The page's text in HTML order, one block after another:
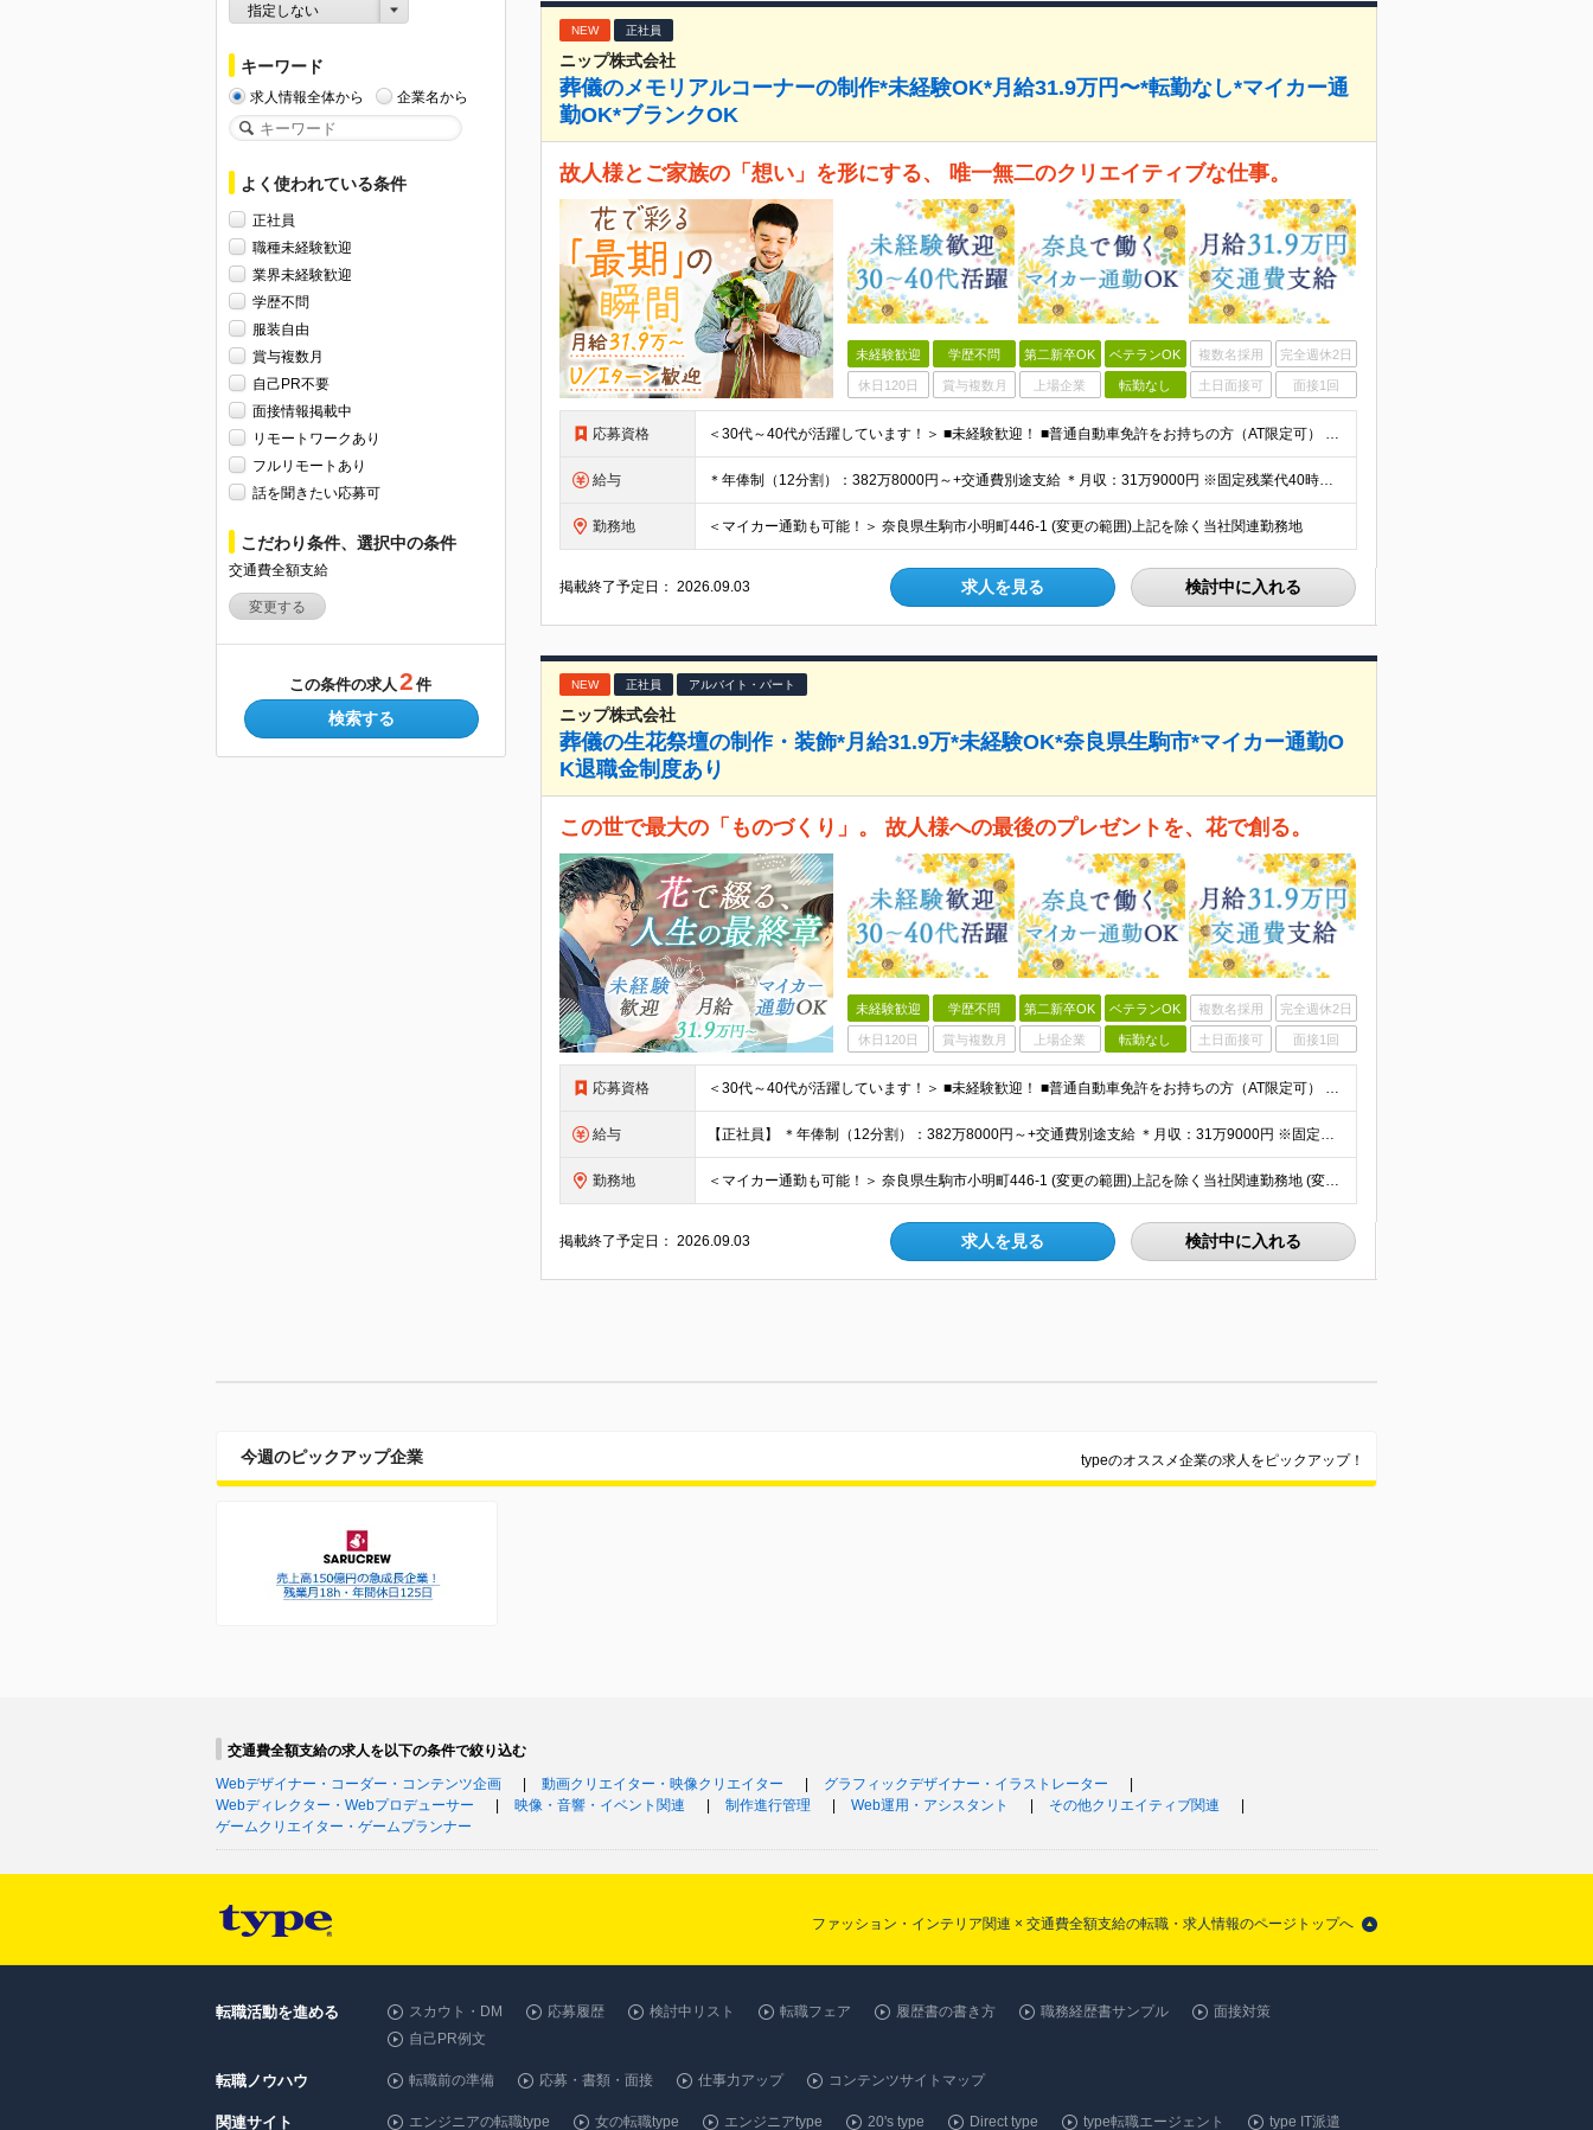
指定しない
キーワード
求人情報全体から 企業名から
よく使われている条件
正社員
職種未経験歓迎
業界未経験歓迎
学歴不問
服装自由
賞与複数月
自己PR不要
面接情報掲載中
リモートワークあり
フルリモートあり
話を聞きたい応募可
こだわり条件、選択中の条件
交通費全額支給
変更する
この条件の求人 2 件
検索する
NEW 正社員
ニップ株式会社
葬儀のメモリアルコーナーの制作*未経験OK*月給31.9万円〜*転勤なし*マイカー通
勤OK*ブランクOK
故人様とご家族の「想い」を形にする、 唯一無二のクリエイティブな仕事。
未経験歓迎 学歴不問 第二新卒OK ベテランOK 複数名採用 完全週休2日
休日120日 賞与複数月 上場企業 転勤なし 土日面接可 面接1回
応募資格 ＜30代～40代が活躍しています！＞ ■未経験歓迎！ ■普通自動車免許をお持ちの方（AT限定可） ※学歴不問
給与 ＊年俸制（12分割）：382万8000円～+交通費別途支給 ＊月収：31万9000円 ※固定残業代40時間（6万9000円分）含みます ┗超過分は別途支給いたします ※試用期間3ヶ月（期間中の待遇に
勤務地 ＜マイカー通勤も可能！＞ 奈良県生駒市小明町446-1 (変更の範囲)上記を除く当社関連勤務地
掲載終了予定日：2026.09.03 求人を見る 検討中に入れる
NEW 正社員 アルバイト・パート
ニップ株式会社
葬儀の生花祭壇の制作・装飾*月給31.9万*未経験OK*奈良県生駒市*マイカー通勤O
K退職金制度あり
この世で最大の「ものづくり」。 故人様への最後のプレゼントを、花で創る。
未経験歓迎 学歴不問 第二新卒OK ベテランOK 複数名採用 完全週休2日
休日120日 賞与複数月 上場企業 転勤なし 土日面接可 面接1回
応募資格 ＜30代～40代が活躍しています！＞ ■未経験歓迎！ ■普通自動車免許をお持ちの方（AT限定可） ※学歴不問
給与 【正社員】 ＊年俸制（12分割）：382万8000円～+交通費別途支給 ＊月収：31万9000円 ※固定残業代40時間（6万9000円分）含みます ┗超過分は別途支給いたします ※試用期間3ヶ月（期
勤務地 ＜マイカー通勤も可能！＞ 奈良県生駒市小明町446-1 (変更の範囲)上記を除く当社関連勤務地 (変更の範囲)仕事内容欄に記載の業務を除く当社業務全般
掲載終了予定日：2026.09.03 求人を見る 検討中に入れる
今週のピックアップ企業 typeのオススメ企業の求人をピックアップ！
交通費全額支給の求人を以下の条件で絞り込む
Webデザイナー・コーダー・コンテンツ企画
動画クリエイター・映像クリエイター
グラフィックデザイナー・イラストレーター
Webディレクター・Webプロデューサー
映像・音響・イベント関連 制作進行管理 Web運用・アシスタント
その他クリエイティブ関連
ゲームクリエイター・ゲームプランナー
ファッション・インテリア関連 × 交通費全額支給の転職・求人情報のページトップへ
転職活動を進める スカウト・DM 応募履歴 検討中リスト 転職フェア 履歴書の書き方 職務経歴書サンプル
面接対策
自己PR例文
転職ノウハウ 転職前の準備 応募・書類・面接 仕事力アップ コンテンツサイトマップ
関連サイト エンジニアの転職type 女の転職type エンジニアtype 20's type Direct type type転職エージェント type IT派遣